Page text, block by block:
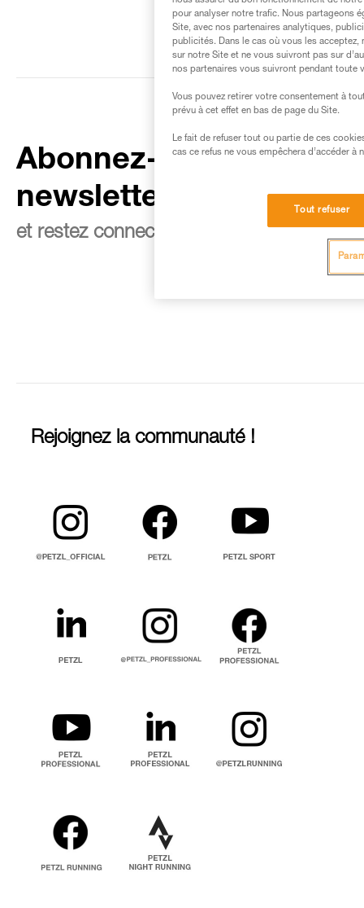
Abonnez-vous à la
newsletter
et restez connecté à notre actualité
Rejoignez la communauté !
pour analyser notre trafic. Nous partageons
Site, avec nos partenaires analytiques,
publicités. Dans le cas où vous les
sur notre Site et ne vous suivront pas sur
nos partenaires vous suivront pendant toute
Vous pouvez retirer votre consentement à
prévu à cet effet en bas de page du Site.
Le fait de refuser tout ou partie de ces
cas ce refus ne vous empêchera d’accéder à
Tout refuser